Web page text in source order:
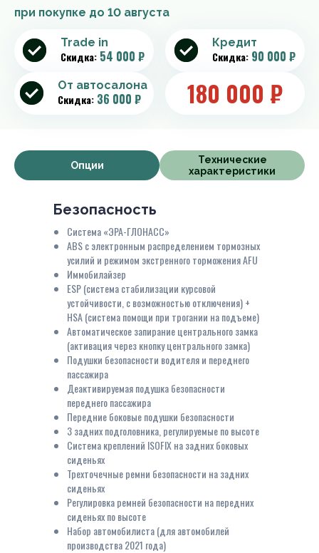
при покупке до 10 августа
Trade in
Скидка: 54 000 ₽
Кредит
Скидка: 90 000 ₽
От автосалона
Скидка: 36 000 ₽ 180 000₽
Опции
Технические
характеристики
Безопасность
Система «ЭРА-ГЛОНАСС»
ABS с электронным распределением тормозных
усилий и режимом экстренного торможения AFU
Иммобилайзер
ESP (система стабилизации курсовой
устойчивости, c возможностью отключения) +
HSA (система помощи при трогании на подъеме)
Автоматическое запирание центрального замка
(активация через кнопку центрального замка)
Подушки безопасности водителя и переднего
пассажира
Деактивируемая подушка безопасности
переднего пассажира
Передние боковые подушки безопасности
3 задних подголовника, регулируемые по высоте
Система креплений ISOFIX на задних боковых
сиденьях
Трехточечные ремни безопасности на задних
сиденьях
Регулировка ремней безопасности на передних
сиденьях по высоте
Набор автомобилиста (для автомобилей
производства 2021 года)